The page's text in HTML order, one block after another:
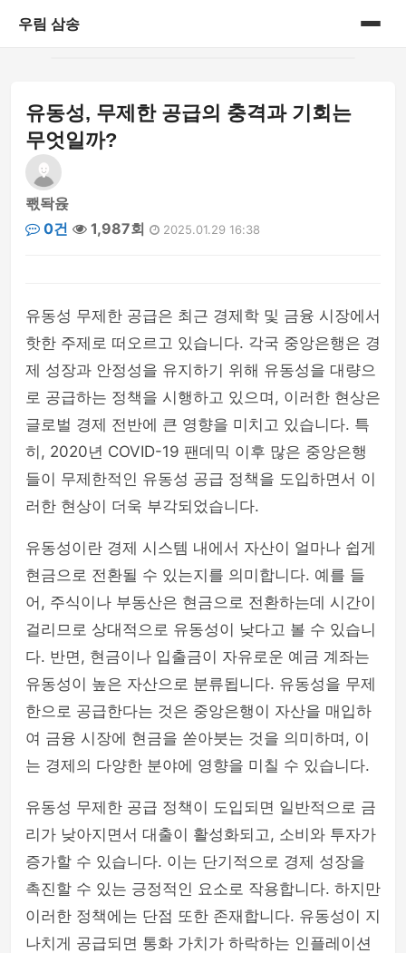
우림 삼송
게시판
유동성, 무제한 공급의 충격과 기회는
무엇일까?
쾏돡윥
0건
1,987회 2025.01.29 16:38
유동성 무제한 공급은 최근 경제학 및 금융 시장에서
핫한 주제로 떠오르고 있습니다. 각국 중앙은행은 경
제 성장과 안정성을 유지하기 위해 유동성을 대량으
로 공급하는 정책을 시행하고 있으며, 이러한 현상은
글로벌 경제 전반에 큰 영향을 미치고 있습니다. 특
히, 2020년 COVID-19 팬데믹 이후 많은 중앙은행
들이 무제한적인 유동성 공급 정책을 도입하면서 이
러한 현상이 더욱 부각되었습니다.
유동성이란 경제 시스템 내에서 자산이 얼마나 쉽게
현금으로 전환될 수 있는지를 의미합니다. 예를 들
어, 주식이나 부동산은 현금으로 전환하는데 시간이
걸리므로 상대적으로 유동성이 낮다고 볼 수 있습니
다. 반면, 현금이나 입출금이 자유로운 예금 계좌는
유동성이 높은 자산으로 분류됩니다. 유동성을 무제
한으로 공급한다는 것은 중앙은행이 자산을 매입하
여 금융 시장에 현금을 쏟아붓는 것을 의미하며, 이
는 경제의 다양한 분야에 영향을 미칠 수 있습니다.
유동성 무제한 공급 정책이 도입되면 일반적으로 금
리가 낮아지면서 대출이 활성화되고, 소비와 투자가
증가할 수 있습니다. 이는 단기적으로 경제 성장을
촉진할 수 있는 긍정적인 요소로 작용합니다. 하지만
이러한 정책에는 단점 또한 존재합니다. 유동성이 지
나치게 공급되면 통화 가치가 하락하는 인플레이션